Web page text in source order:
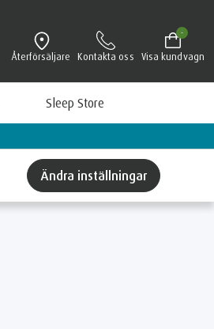
Återförsäljare Kontakta oss Visa kundvagn
-
Sleep Store
Ändra inställningar